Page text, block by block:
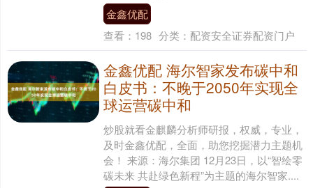
金鑫优配
查看： 198 分类： 配资安全证券配资门户
金鑫优配 海尔智家发布碳中和
白皮书：不晚于2050年实现全
球运营碳中和
炒股就看金麒麟分析师研报，权威，专业，
及时金鑫优配，全面，助您挖掘潜力主题机
会！ 来源：海尔集团 12月23日，以“智绘零
碳未来 共赴绿色新程”为主题的海尔智家....